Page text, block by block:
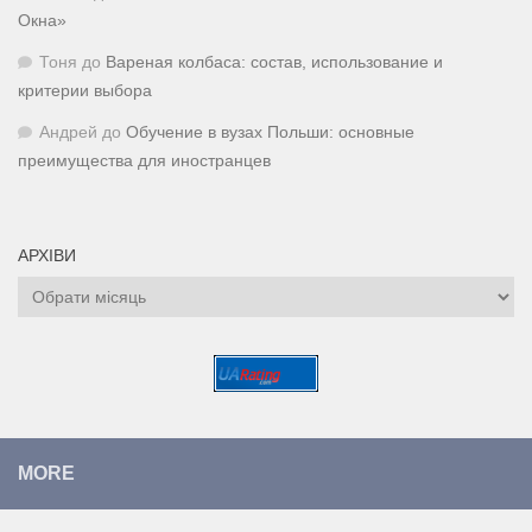
Окна»
Тоня до Вареная колбаса: состав, использование и
критерии выбора
Андрей до Обучение в вузах Польши: основные
преимущества для иностранцев
АРХІВИ
Архіви
MORE